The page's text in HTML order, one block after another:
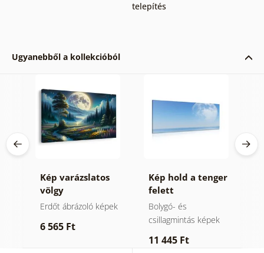
telepítés
Ugyanebből a kollekcióból
Kép varázslatos
völgy
holdfényben
Erdőt ábrázoló képek
6 565 Ft
Kép hold a tenger
felett
Bolygó- és
csillagmintás képek
11 445 Ft